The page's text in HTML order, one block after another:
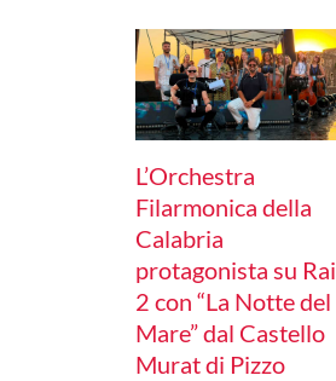
L’Orchestra
Filarmonica della
Calabria
protagonista su Rai
2 con “La Notte del
Mare” dal Castello
Murat di Pizzo